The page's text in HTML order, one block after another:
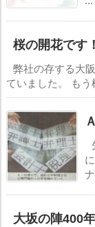
桜の開花です
弊社の存する大
ていました。 もう
大坂の陣400